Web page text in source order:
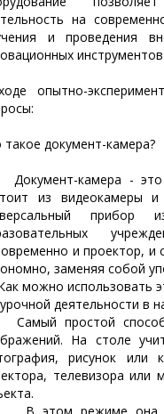
на
и проведения
опытно-
такое документ-камера?
камера - это
из видеокамеры
и проектор, и
заменяя собой
можно использовать
деятельности в
простой способ
На столе
рисунок или
телевизора или